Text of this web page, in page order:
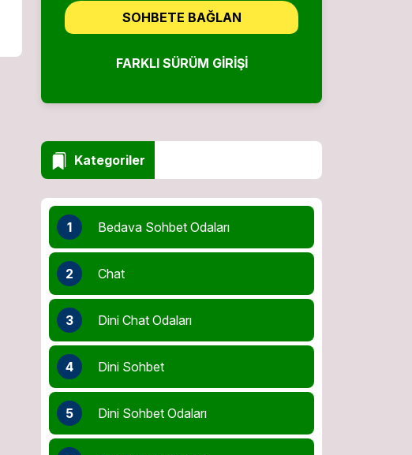
SOHBETE BAĞLAN
FARKLI SÜRÜM GIRIŞI
Kategoriler
1 Bedava Sohbet Odaları
2 Chat
3 Dini Chat Odaları
4 Dini Sohbet
5 Dini Sohbet Odaları